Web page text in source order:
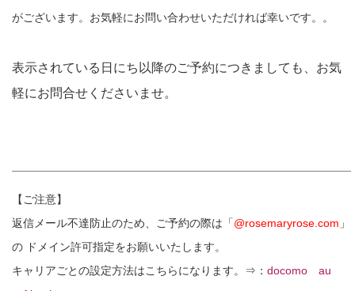
がございます。お気軽にお問い合わせいただければ幸いです。。
表示されている日にち以降のご予約につきましても、お気
軽にお問合せくださいませ。
【ご注意】
返信メール不達防止のため、ご予約の際は「@rosemaryrose.com 」
の ドメイン許可指定をお願いいたします。
キャリアごとの設定方法はこちらになります。⇒： docomo
au